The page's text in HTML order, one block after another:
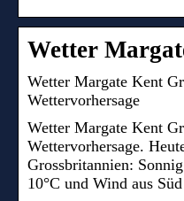
Wetter
Wetter Margate Kent
Wettervorhersage
Wetter Margate Kent
Wettervorhersage.
Grossbritannien:
10°C und Wind aus